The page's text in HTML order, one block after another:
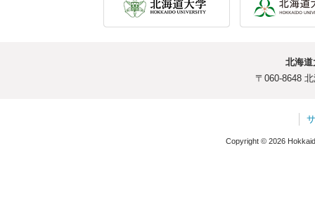
北海
〒060-8648
Copyright © 2026